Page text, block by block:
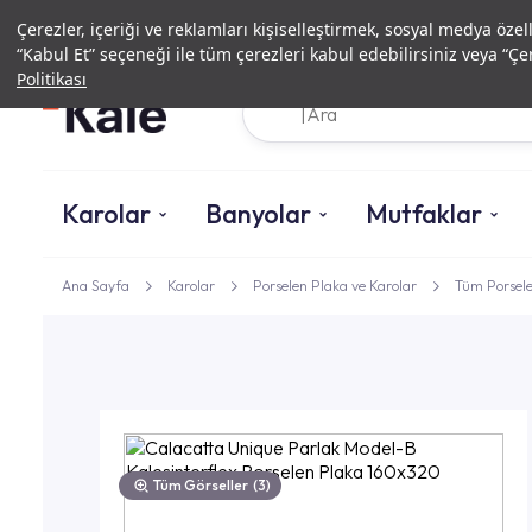
Çerezler, içeriği ve reklamları kişiselleştirmek, sosyal medya
“Kabul Et” seçeneği ile tüm çerezleri kabul edebilirsiniz veya
Politikası
Karolar Banyolar Mutfaklar
Ana Sayfa Karolar Porselen Plaka ve Karolar Tüm
Tüm Görseller (3)